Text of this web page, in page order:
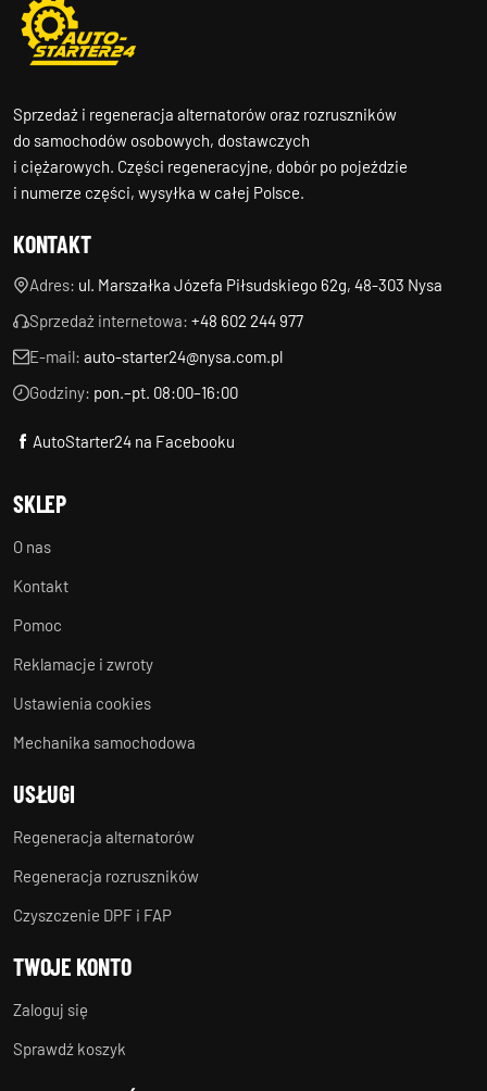
Sprzedaż i regeneracja alternatorów oraz rozruszników
do samochodów osobowych, dostawczych
i ciężarowych. Części regeneracyjne, dobór po pojeździe
i numerze części, wysyłka w całej Polsce.
KONTAKT
Adres: ul. Marszałka Józefa Piłsudskiego 62g, 48-303 Nysa
Sprzedaż internetowa: +48 602 244 977
E-mail: auto-starter24@nysa.com.pl
Godziny: pon.–pt. 08:00–16:00
AutoStarter24 na Facebooku
SKLEP
O nas
Kontakt
Pomoc
Reklamacje i zwroty
Ustawienia cookies
Mechanika samochodowa
USŁUGI
Regeneracja alternatorów
Regeneracja rozruszników
Czyszczenie DPF i FAP
TWOJE KONTO
Zaloguj się
Sprawdź koszyk